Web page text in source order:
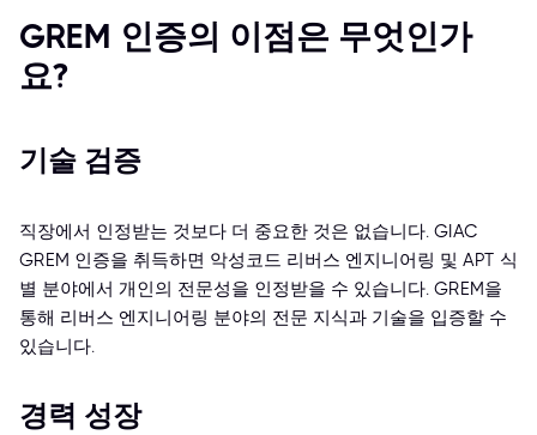
GREM 인증의 이점은 무엇인가
요?
기술 검증
직장에서 인정받는 것보다 더 중요한 것은 없습니다. GIAC
GREM 인증을 취득하면 악성코드 리버스 엔지니어링 및 APT 식
별 분야에서 개인의 전문성을 인정받을 수 있습니다. GREM을
통해 리버스 엔지니어링 분야의 전문 지식과 기술을 입증할 수
있습니다.
경력 성장